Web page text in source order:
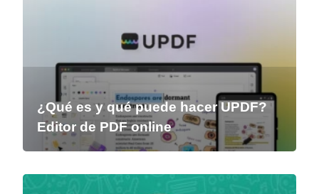
¿Qué es y qué puede hacer UPDF?
Editor de PDF online